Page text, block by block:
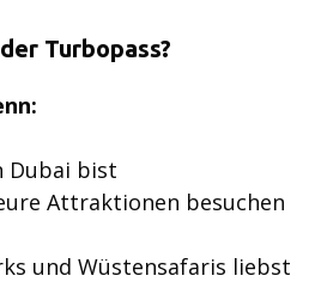
Turbopass?
Dubai bist
Attraktionen besuchen
und Wüstensafaris liebst